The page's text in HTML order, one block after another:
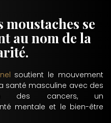
moustaches se
au nom de la
soutient le mouvement
santé masculine avec des
des cancers, un
mentale et le bien-être